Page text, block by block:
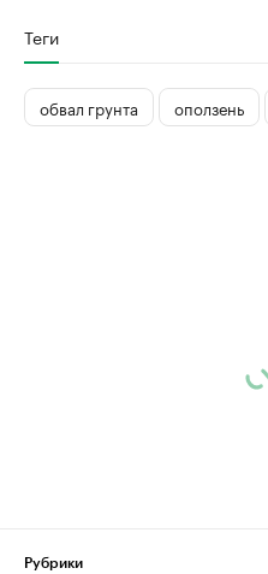
Теги
обвал грунта оползень
Рубрики